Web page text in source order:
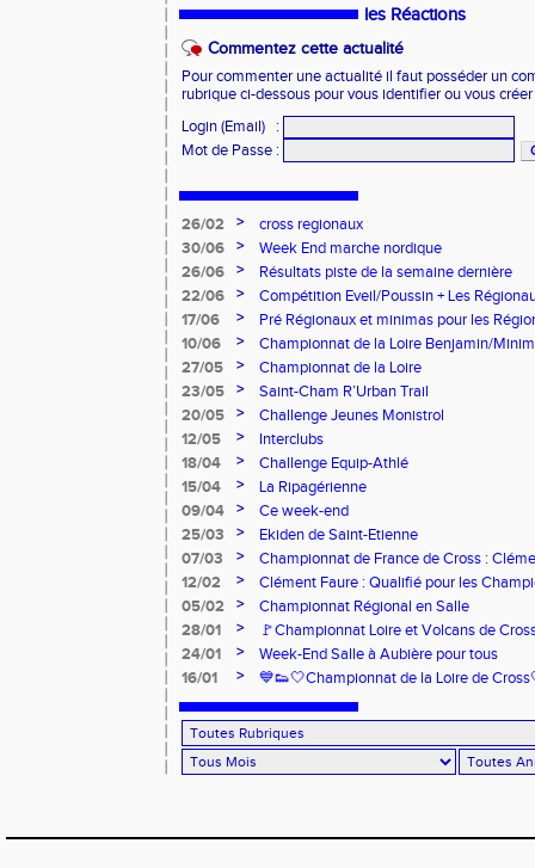
les Réactions
Commentez cette actualité
Pour commenter une actualité il faut posséder un
rubrique ci-dessous pour vous identifier ou vous
Login (Email)
:
Mot de Passe :
26/02 >
cross regionaux
30/06
>
Week End marche nordique
26/06
>
Résultats piste de la semaine dernière
22/06
>
Compétition Eveil/Poussin + Les
17/06
>
Pré Régionaux et minimas pour les
10/06
>
Championnat de la Loire Benjamin/
27/05
>
Championnat de la Loire
23/05
>
Saint-Cham R’Urban Trail
20/05
>
Challenge Jeunes Monistrol
12/05
>
Interclubs
18/04
>
Challenge Equip-Athlé
15/04
>
La Ripagérienne
09/04
>
Ce week-end
25/03
>
Ekiden de Saint-Etienne
07/03
>
Championnat de France de Cross :
12/02
>
Clément Faure : Qualifié pour les
05/02
>
Championnat Régional en Salle
28/01
>
🚩Championnat Loire et Volcans de
24/01
>
Week-End Salle à Aubière pour tous
16/01
> 💙👟🤍Championnat de la Loire de